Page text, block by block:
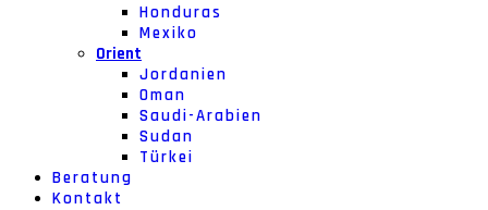
Honduras
Mexiko
Orient
Jordanien
Oman
Saudi-Arabien
Sudan
Türkei
Beratung
Kontakt